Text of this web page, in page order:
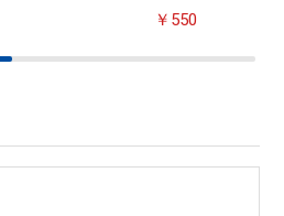
￥550